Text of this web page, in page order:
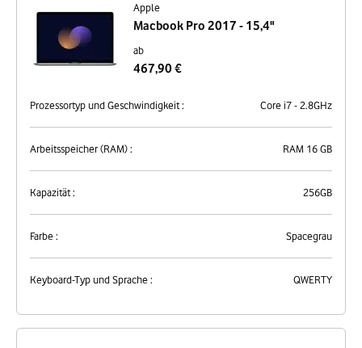
Apple
Macbook Pro 2017 - 15,4"
ab
467,90 €
Prozessortyp und Geschwindigkeit : Core i7 - 2.8GHz
Arbeitsspeicher (RAM) : RAM 16 GB
Kapazität : 256GB
Farbe : Spacegrau
Keyboard-Typ und Sprache : QWERTY